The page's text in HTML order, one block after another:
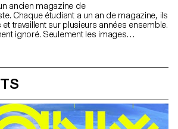
ancien magazine de
Chaque étudiant a un an de magazine, ils
travaillent sur plusieurs années ensemble.
ignoré. Seulement les images
40 pages. Ils sont ensuite tous reliés en